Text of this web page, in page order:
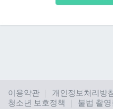
이용약관
개인정보처리방
청소년 보호정책
불법 촬